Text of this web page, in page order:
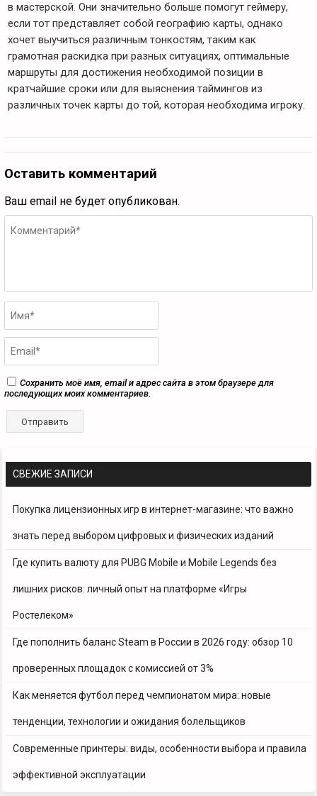
СВЕЖИЕ ЗАПИСИ
Покупка лицензионных игр в интернет-магазине: что важно
знать перед выбором цифровых и физических изданий
Где купить валюту для PUBG Mobile и Mobile Legends без
лишних рисков: личный опыт на платформе «Игры
Ростелеком»
Где пополнить баланс Steam в России в 2026 году: обзор 10
проверенных площадок с комиссией от 3%
Как меняется футбол перед чемпионатом мира: новые
тенденции, технологии и ожидания болельщиков
Современные принтеры: виды, особенности выбора и правила
эффективной эксплуатации
в мастерской. Они значительно больше помогут геймеру,
если тот представляет собой географию карты, однако
хочет выучиться различным тонкостям, таким как
грамотная раскидка при разных ситуациях, оптимальные
маршруты для достижения необходимой позиции в
кратчайшие сроки или для выяснения таймингов из
различных точек карты до той, которая необходима игроку.
Оставить комментарий
Ваш email не будет опубликован.
Сохранить моё имя, email и адрес сайта в этом браузере для
последующих моих комментариев.